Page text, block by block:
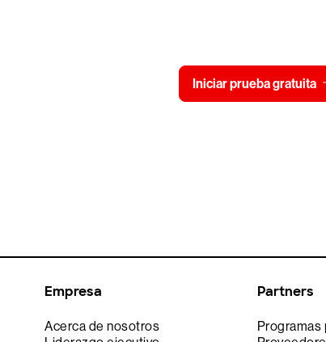
Iniciar prueba gratuita
Empresa
Acerca de nosotros
Partners
Programas